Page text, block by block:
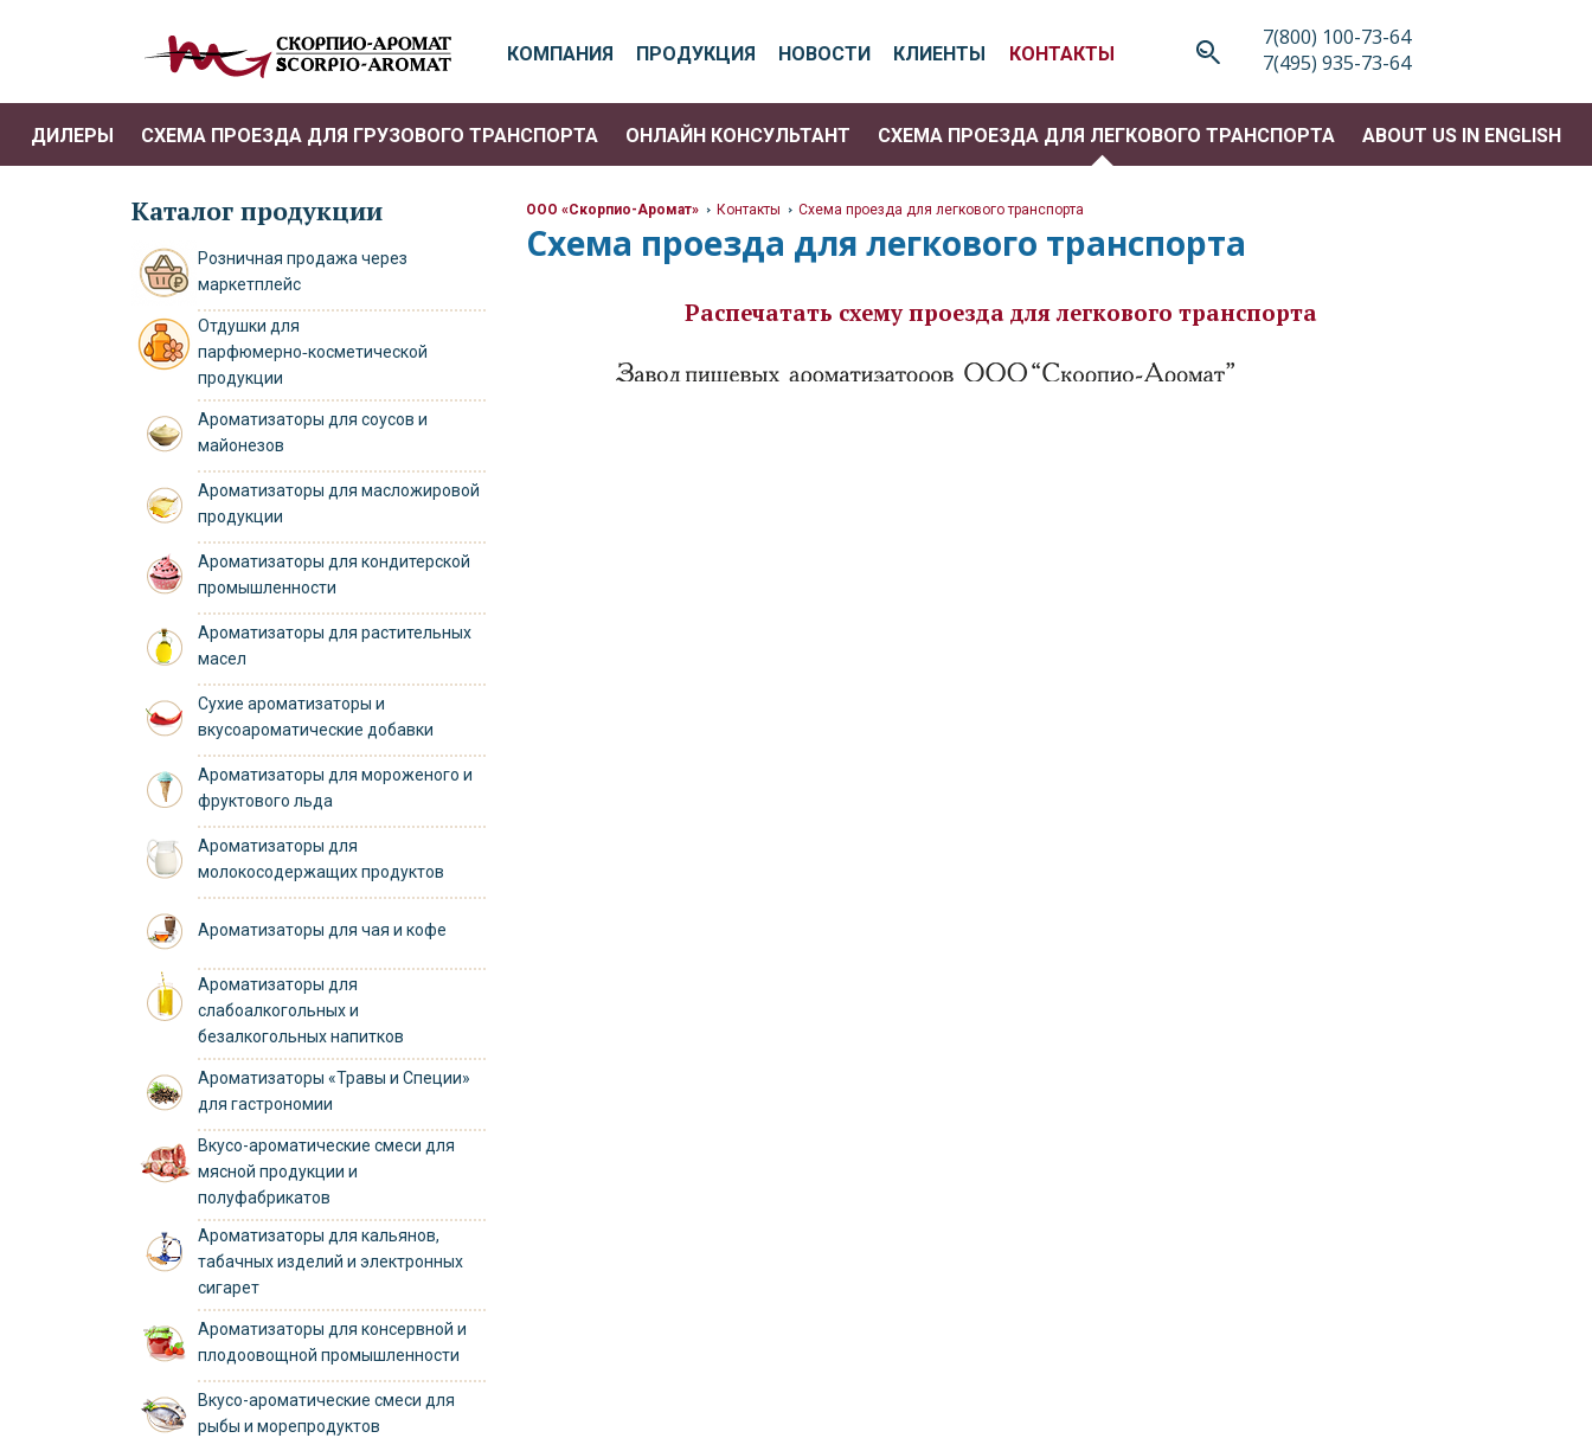
КОМПАНИЯ ПРОДУКЦИЯ НОВОСТИ КЛИЕНТЫ КОНТАКТЫ
7(800) 100-73-64
7(495) 935-73-64
ДИЛЕРЫ СХЕМА ПРОЕЗДА ДЛЯ ГРУЗОВОГО ТРАНСПОРТА ОНЛАЙН КОНСУЛЬТАНТ СХЕМА ПРОЕЗДА ДЛЯ ЛЕГКОВОГО ТРАНСПОРТА ABOUT US IN ENGLISH
Каталог продукции
Розничная продажа через
маркетплейс
Отдушки для
парфюмерно‑косметической
продукции
Ароматизаторы для соусов и
майонезов
Ароматизаторы для масложировой
продукции
Ароматизаторы для кондитерской
промышленности
Ароматизаторы для растительных
масел
Сухие ароматизаторы и
вкусоароматические добавки
Ароматизаторы для мороженого и
фруктового льда
Ароматизаторы для
молокосодержащих продуктов
Ароматизаторы для чая и кофе
Ароматизаторы для
слабоалкогольных и
безалкогольных напитков
Ароматизаторы «Травы и Специи»
для гастрономии
Вкусо-ароматические смеси для
мясной продукции и
полуфабрикатов
Ароматизаторы для кальянов,
табачных изделий и электронных
сигарет
Ароматизаторы для консервной и
плодоовощной промышленности
Вкусо-ароматические смеси для
рыбы и морепродуктов
ООО «Скорпио-Аромат»>Контакты> Схема проезда для легкового транспорта
Схема проезда для легкового транспорта
Распечатать схему проезда для легкового транспорта